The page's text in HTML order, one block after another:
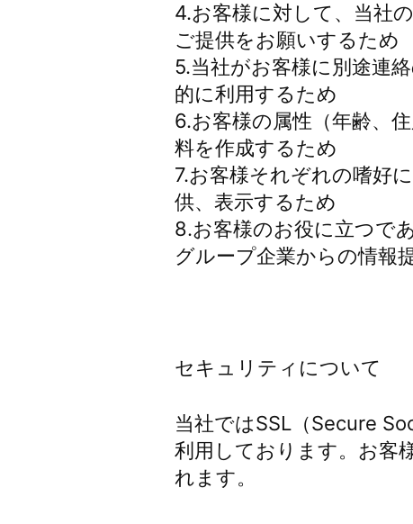
4.お客様に対して、当社
ご提供をお願いするため
5.当社がお客様に別途連
的に利用するため
6.お客様の属性（年齢、
料を作成するため
7.お客様それぞれの嗜好
供、表示するため
8.お客様のお役に立つで
グループ企業からの情報
セキュリティについて
当社ではSSL（Secure
利用しております。お客
れます。